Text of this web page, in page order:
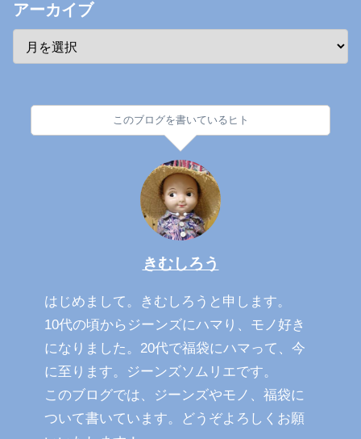
アーカイブ
このブログを書いているヒト
きむしろう
はじめまして。きむしろうと申します。
10代の頃からジーンズにハマり、モノ好き
になりました。20代で福袋にハマって、今
に至ります。ジーンズソムリエです。
このブログでは、ジーンズやモノ、福袋に
ついて書いています。どうぞよろしくお願